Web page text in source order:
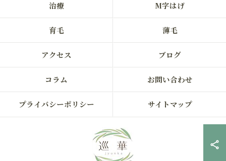
治療 M字はげ
育毛 薄毛
アクセス ブログ
コラム お問い合わせ
プライバシーポリシー サイトマップ